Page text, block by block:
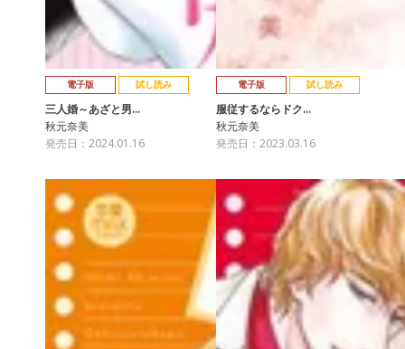
電子版 試し読み
三人婚～あざと男…
秋元奈美
発売日：2024.01.16
電子版 試し読み
服従するならドク…
秋元奈美
発売日：2023.03.16